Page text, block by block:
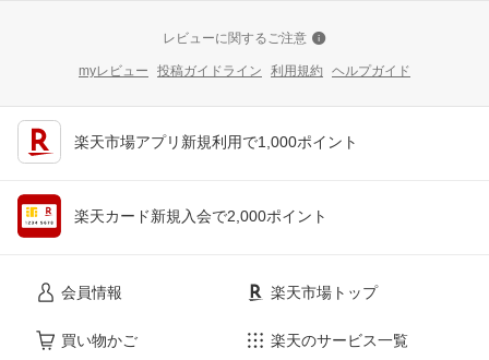
レビューに関するご注意
myレビュー 投稿ガイドライン 利用規約 ヘルプガイド
楽天市場アプリ新規利用で1,000ポイント
楽天カード新規入会で2,000ポイント
会員情報
買い物かご
楽天市場トップ
楽天のサービス一覧